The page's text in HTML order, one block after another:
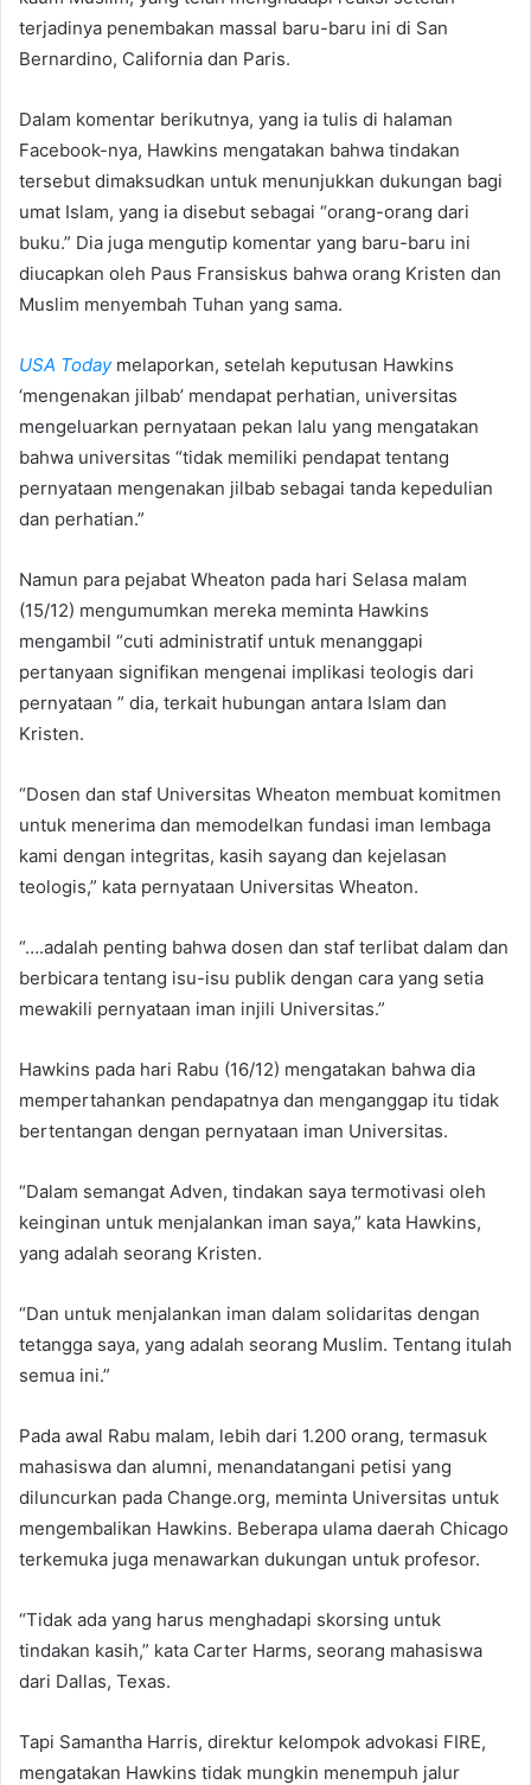
terjadinya penembakan massal baru-baru ini di San
Bernardino, California dan Paris.
Dalam komentar berikutnya, yang ia tulis di halaman
Facebook-nya, Hawkins mengatakan bahwa tindakan
tersebut dimaksudkan untuk menunjukkan dukungan bagi
umat Islam, yang ia disebut sebagai “orang-orang dari
buku.” Dia juga mengutip komentar yang baru-baru ini
diucapkan oleh Paus Fransiskus bahwa orang Kristen dan
Muslim menyembah Tuhan yang sama.
USA Today melaporkan, setelah keputusan Hawkins
‘mengenakan jilbab’ mendapat perhatian, universitas
mengeluarkan pernyataan pekan lalu yang mengatakan
bahwa universitas “tidak memiliki pendapat tentang
pernyataan mengenakan jilbab sebagai tanda kepedulian
dan perhatian.”
Namun para pejabat Wheaton pada hari Selasa malam
(15/12) mengumumkan mereka meminta Hawkins
mengambil “cuti administratif untuk menanggapi
pertanyaan signifikan mengenai implikasi teologis dari
pernyataan ” dia, terkait hubungan antara Islam dan
Kristen.
“Dosen dan staf Universitas Wheaton membuat komitmen
untuk menerima dan memodelkan fundasi iman lembaga
kami dengan integritas, kasih sayang dan kejelasan
teologis,” kata pernyataan Universitas Wheaton.
“….adalah penting bahwa dosen dan staf terlibat dalam dan
berbicara tentang isu-isu publik dengan cara yang setia
mewakili pernyataan iman injili Universitas.”
Hawkins pada hari Rabu (16/12) mengatakan bahwa dia
mempertahankan pendapatnya dan menganggap itu tidak
bertentangan dengan pernyataan iman Universitas.
“Dalam semangat Adven, tindakan saya termotivasi oleh
keinginan untuk menjalankan iman saya,” kata Hawkins,
yang adalah seorang Kristen.
“Dan untuk menjalankan iman dalam solidaritas dengan
tetangga saya, yang adalah seorang Muslim. Tentang itulah
semua ini.”
Pada awal Rabu malam, lebih dari 1.200 orang, termasuk
mahasiswa dan alumni, menandatangani petisi yang
diluncurkan pada Change.org, meminta Universitas untuk
mengembalikan Hawkins. Beberapa ulama daerah Chicago
terkemuka juga menawarkan dukungan untuk profesor.
“Tidak ada yang harus menghadapi skorsing untuk
tindakan kasih,” kata Carter Harms, seorang mahasiswa
dari Dallas, Texas.
Tapi Samantha Harris, direktur kelompok advokasi FIRE,
mengatakan Hawkins tidak mungkin menempuh jalur